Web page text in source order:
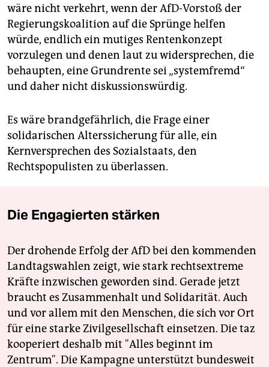
wäre nicht verkehrt, wenn der AfD-Vorstoß der
Regierungskoalition auf die Sprünge helfen
würde, endlich ein mutiges Rentenkonzept
vorzulegen und denen laut zu widersprechen, die
behaupten, eine Grundrente sei „systemfremd“
und daher nicht diskussionswürdig.
Es wäre brandgefährlich, die Frage einer
solidarischen Alterssicherung für alle, ein
Kernversprechen des Sozialstaats, den
Rechtspopulisten zu überlassen.
Die Engagierten stärken
Der drohende Erfolg der AfD bei den kommenden
Landtagswahlen zeigt, wie stark rechtsextreme
Kräfte inzwischen geworden sind. Gerade jetzt
braucht es Zusammenhalt und Solidarität. Auch
und vor allem mit den Menschen, die sich vor Ort
für eine starke Zivilgesellschaft einsetzen. Die taz
kooperiert deshalb mit "Alles beginnt im
Zentrum". Die Kampagne unterstützt bundesweit